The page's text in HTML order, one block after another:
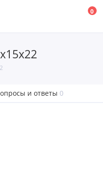
0
и ответы 0